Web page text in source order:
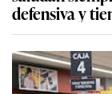
defensiva y